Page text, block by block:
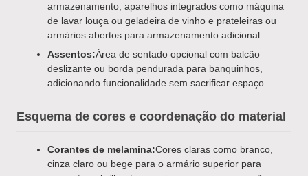
armazenamento, aparelhos integrados como máquina
de lavar louça ou geladeira de vinho e prateleiras ou
armários abertos para armazenamento adicional.
Assentos:Área de sentado opcional com balcão
deslizante ou borda pendurada para banquinhos,
adicionando funcionalidade sem sacrificar espaço.
Esquema de cores e coordenação do material
Corantes de melamina:Cores claras como branco,
cinza claro ou bege para o armário superior para